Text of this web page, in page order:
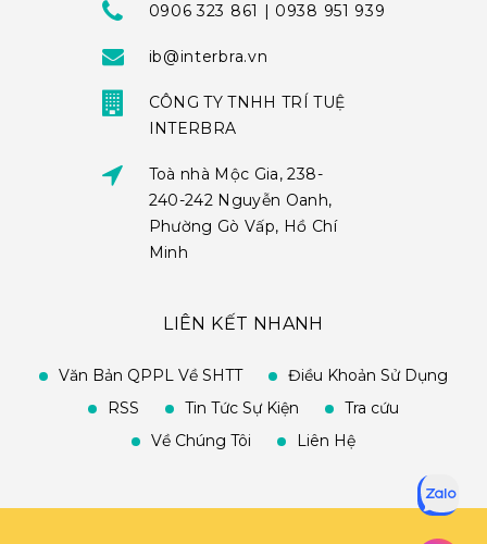
0906 323 861 | 0938 951 939
ib@interbra.vn
CÔNG TY TNHH TRÍ TUỆ
INTERBRA
Toà nhà Mộc Gia, 238-
240-242 Nguyễn Oanh,
Phường Gò Vấp, Hồ Chí
Minh
LIÊN KẾT NHANH
Văn Bản QPPL Về SHTT
Điều Khoản Sử Dụng
RSS
Tin Tức Sự Kiện
Tra cứu
Về Chúng Tôi
Liên Hệ